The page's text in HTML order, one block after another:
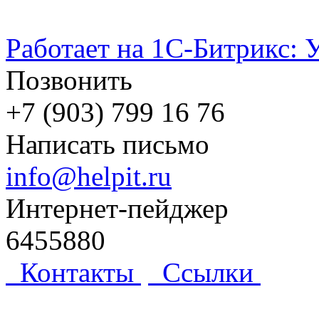
Работает на 1С-Битрикс:
Позвонить
+7 (903) 799 16 76
Написать письмо
info@helpit.ru
Интернет-пейджер
6455880
Контакты
Ссылки